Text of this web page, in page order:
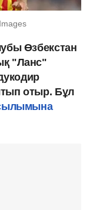
Өзбекстан
"Ланс"
отыр. Бұл